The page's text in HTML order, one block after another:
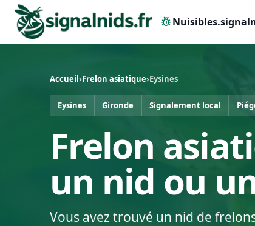
pest_control
Accueil›Frelon asiatique›Eysines
Eysines Gironde Signalement local
Frelon
un nid ou
Vous avez trouvé un nid de